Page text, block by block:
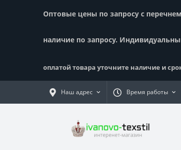
Оптовые цены по запросу с
наличие по запросу.
оплатой товара уточните наличие и
Наш адрес Время работы